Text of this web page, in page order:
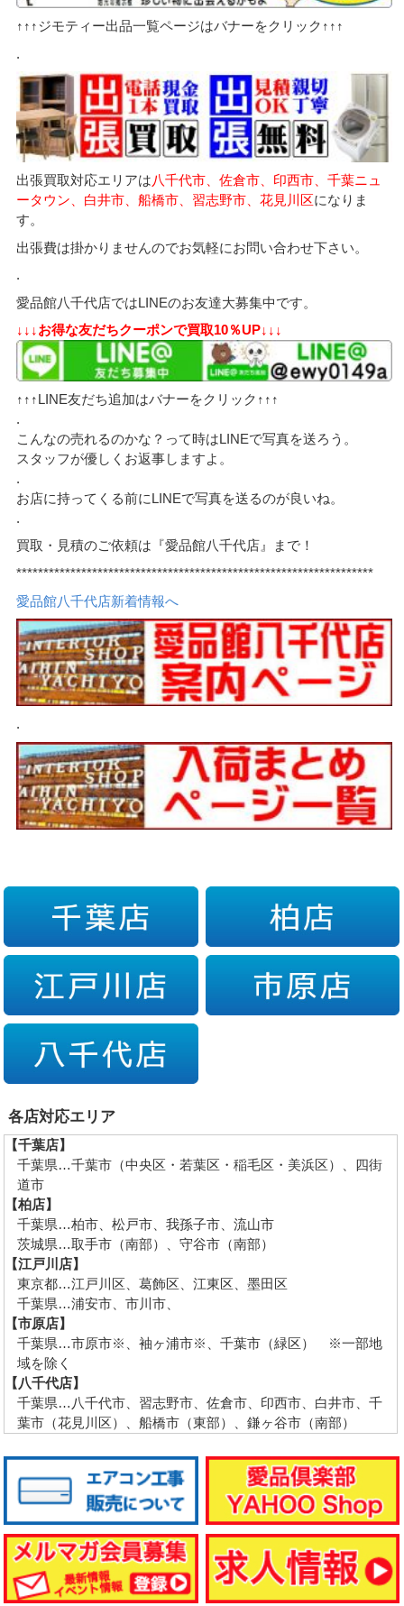
↑↑↑ジモティー出品一覧ページはバナーをクリック↑↑↑
.
出張買取対応エリアは八千代市、佐倉市、印西市、千葉ニュ
ータウン、白井市、船橋市、習志野市、花見川区になりま
す。
出張費は掛かりませんのでお気軽にお問い合わせ下さい。
.
愛品館八千代店ではLINEのお友達大募集中です。
↓↓↓お得な友だちクーポンで買取10％UP↓↓↓
↑↑↑LINE友だち追加はバナーをクリック↑↑↑
.
こんなの売れるのかな？って時はLINEで写真を送ろう。
スタッフが優しくお返事しますよ。
.
お店に持ってくる前にLINEで写真を送るのが良いね。
.
買取・見積のご依頼は『愛品館八千代店』まで！
******************************************************************
愛品館八千代店新着情報へ
.
各店対応エリア
【千葉店】
千葉県…千葉市（中央区・若葉区・稲毛区・美浜区）、四街
道市
【柏店】
千葉県…柏市、松戸市、我孫子市、流山市
茨城県…取手市（南部）、守谷市（南部）
【江戸川店】
東京都…江戸川区、葛飾区、江東区、墨田区
千葉県…浦安市、市川市、
【市原店】
千葉県…市原市※、袖ヶ浦市※、千葉市（緑区） ※一部地
域を除く
【八千代店】
千葉県…八千代市、習志野市、佐倉市、印西市、白井市、千
葉市（花見川区）、船橋市（東部）、鎌ヶ谷市（南部）